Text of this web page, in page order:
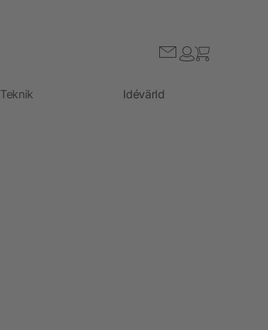
Teknik Idévärld